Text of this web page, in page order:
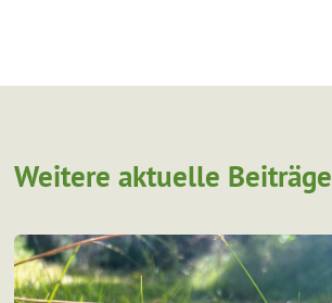
Weitere aktuelle Beiträge